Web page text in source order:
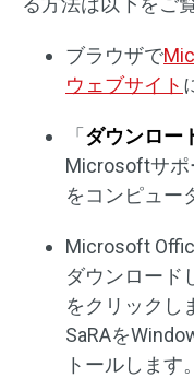
ブラウザで
ウェブサイト
「 ダウンロー
Microsoftサポ
をコンピュー
Microsoft
ダウンロード
をクリックし
SaRAを
トールします。